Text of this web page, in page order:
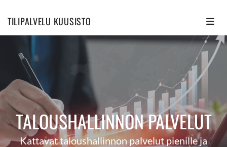
TILIPALVELU KUUSISTO
TALOUSHALLINNON PALVELUT
Kattavat taloushallinnon palvelut pienille ja